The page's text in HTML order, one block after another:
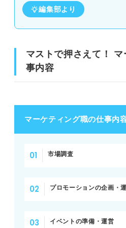
編集部より
マストで押さえて！
事内容
マーケティング職の仕事内
市場調査
プロモーションの企画・
イベントの準備・運営